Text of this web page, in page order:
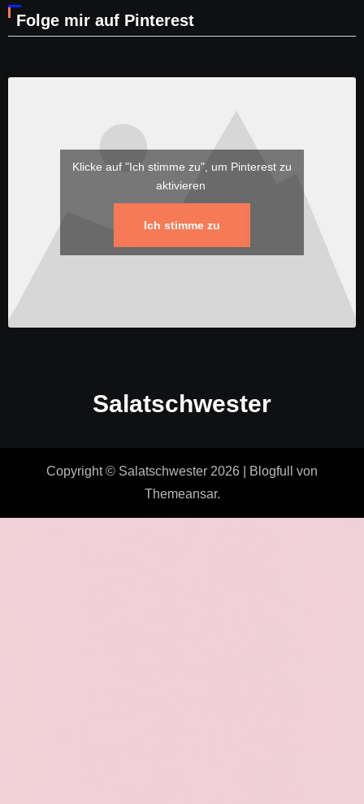
Folge mir auf Pinterest
Klicke auf "Ich stimme zu", um Pinterest zu
aktivieren
Ich stimme zu
Salatschwester
Copyright © Salatschwester 2026 Blogfull
von
Themeansar.